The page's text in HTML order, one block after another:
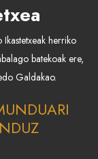
herriko
batekoak ere,
Galdakao.